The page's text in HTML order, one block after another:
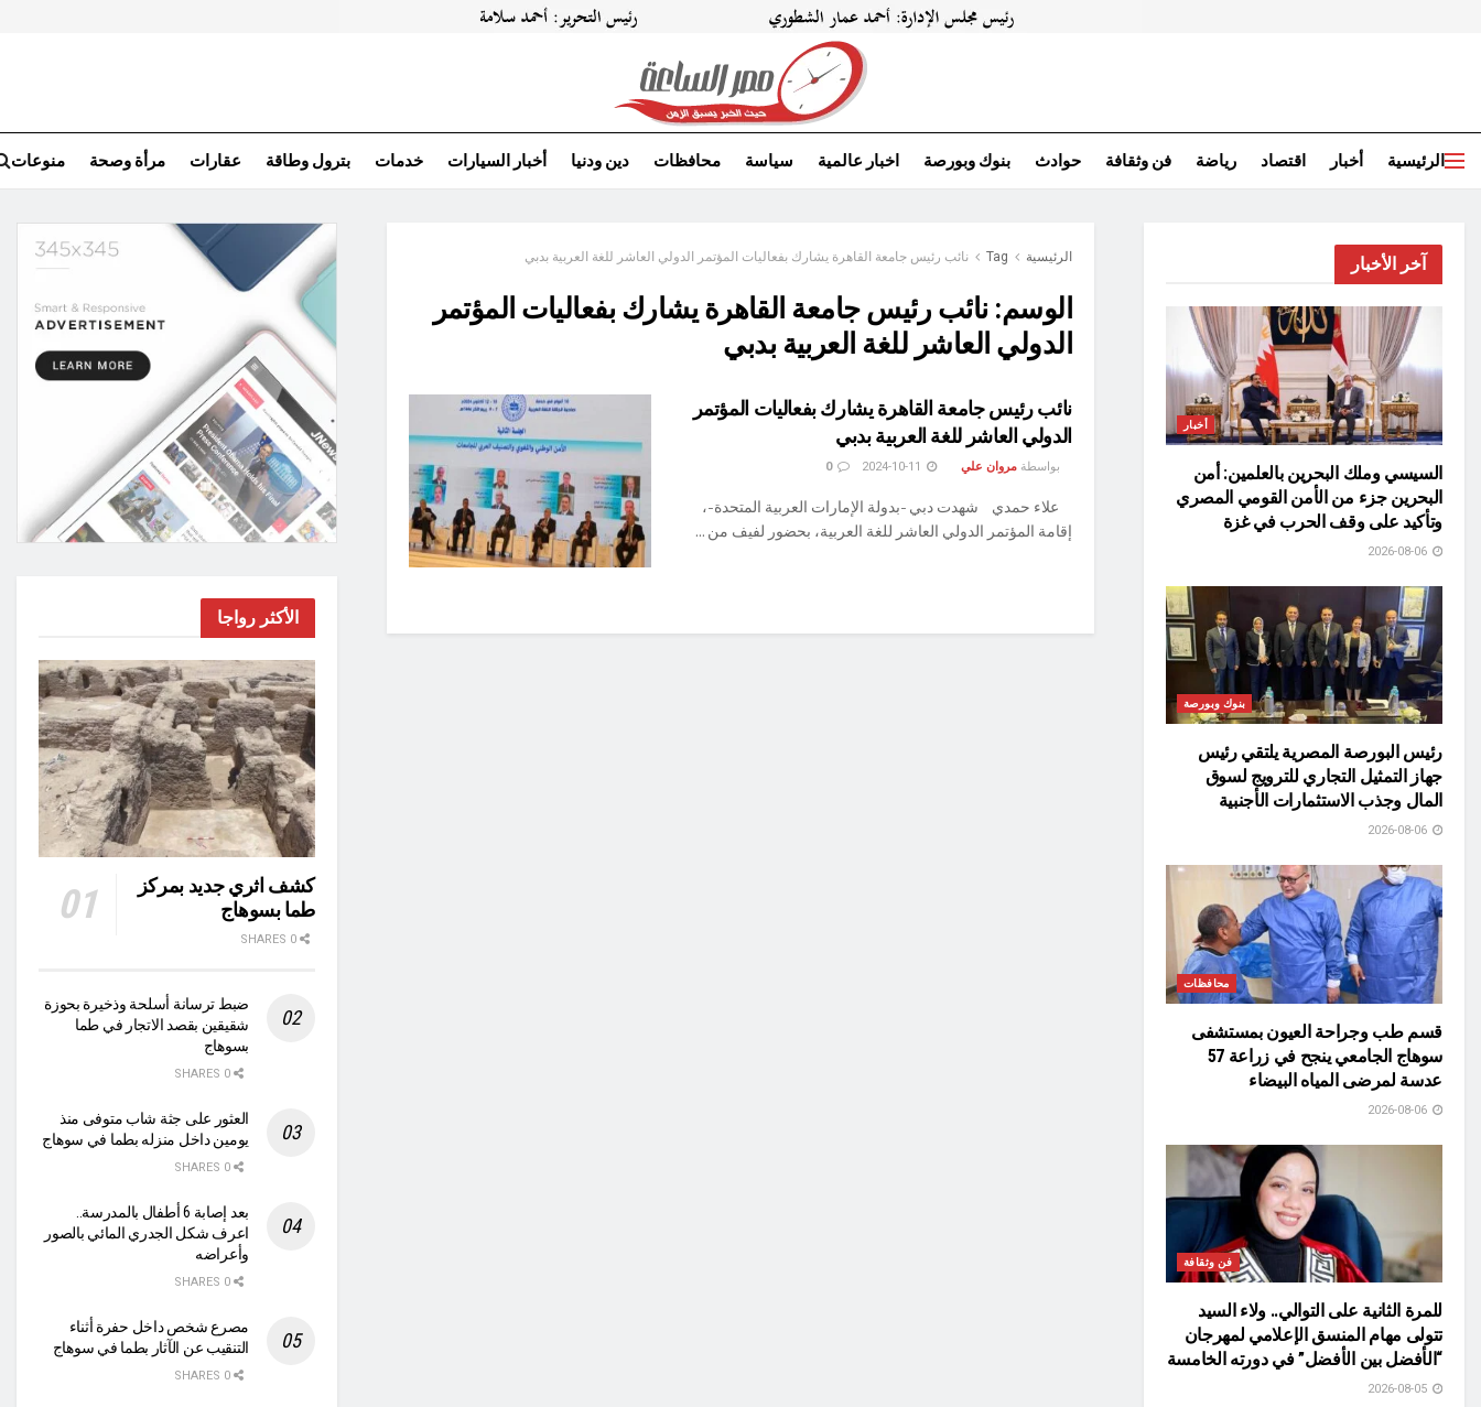
الرئيسية أخبار اقتصاد رياضة فن وثقافة حوادث بنوك وبورصة اخبار عالمية سياسة محافظات دين ودنيا أخبار السيارات خدمات بترول وطاقة عقارات مرأة وصحة منوعات
الرئيسية Tag نائب رئيس جامعة القاهرة يشارك بفعاليات المؤتمر الدولي العاشر للغة العربية بدبي
الوسم: نائب رئيس جامعة القاهرة يشارك بفعاليات المؤتمر
الدولي العاشر للغة العربية بدبي
نائب رئيس جامعة القاهرة يشارك بفعاليات المؤتمر
الدولي العاشر للغة العربية بدبي
بواسطة مروان علي 0
علاء حمدي شهدت دبي -بدولة الإمارات العربية المتحدة-،
إقامة المؤتمر الدولي العاشر للغة العربية، بحضور لفيف من ...
آخر الأخبار
أخبار
السيسي وملك البحرين بالعلمين: أمن
البحرين جزء من الأمن القومي المصري
وتأكيد على وقف الحرب في غزة
بنوك وبورصة
رئيس البورصة المصرية يلتقي رئيس
جهاز التمثيل التجاري للترويج لسوق
المال وجذب الاستثمارات الأجنبية
محافظات
قسم طب وجراحة العيون بمستشفى
سوهاج الجامعي ينجح في زراعة 57
عدسة لمرضى المياه البيضاء
فن وثقافة
للمرة الثانية على التوالي.. ولاء السيد
تتولى مهام المنسق الإعلامي لمهرجان
“الأفضل بين الأفضل” في دورته الخامسة
الأكثر رواجا
كشف اثري جديد بمركز
طما بسوهاج
ضبط ترسانة أسلحة وذخيرة بحوزة
شقيقين بقصد الاتجار في طما
بسوهاج
العثور على جثة شاب متوفى منذ
يومين داخل منزله بطما في سوهاج
بعد إصابة 6 أطفال بالمدرسة..
اعرف شكل الجدري المائي بالصور
وأعراضه
مصرع شخص داخل حفرة أثناء
التنقيب عن الآثار بطما في سوهاج